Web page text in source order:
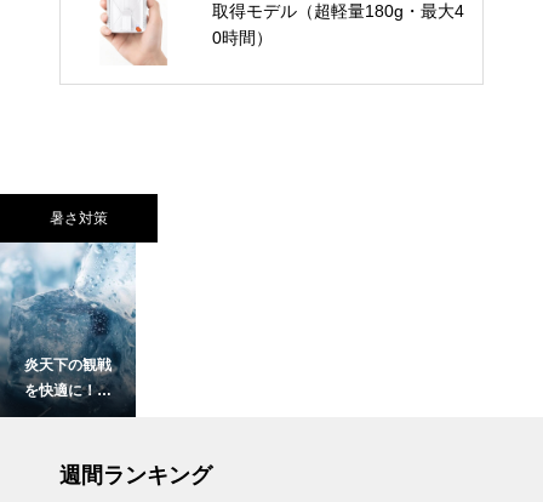
取得モデル（超軽量180g・最大4
0時間）
暑さ対策
炎天下の観戦
を快適に！夏
の暑さを忘れ
冷感」おすす
めアイテム8
週間ランキング